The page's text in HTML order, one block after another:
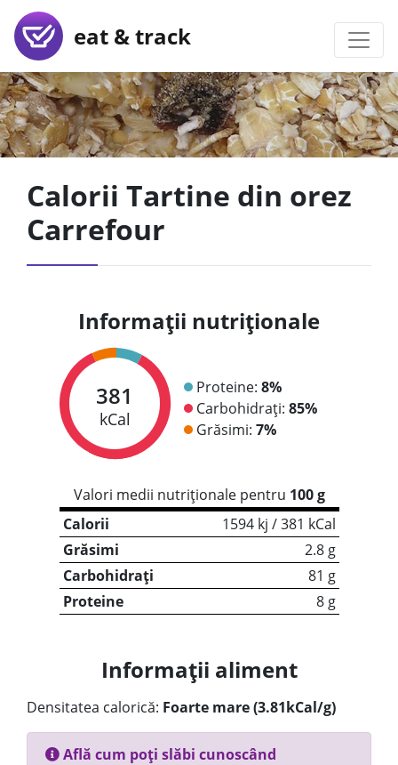
eat & track
Calorii Tartine din orez
Carrefour
Informații nutriționale
381
kCal
Proteine: 8%
Carbohidrați: 85%
Grăsimi: 7%
Valori medii nutriționale pentru 100 g
Calorii
1594 kj / 381 kCal
Grăsimi
2.8 g
Carbohidrați
81 g
Proteine
8 g
Informații aliment
Densitatea calorică: Foarte mare (3.81kCal/g)
Află cum poți slăbi cunoscând